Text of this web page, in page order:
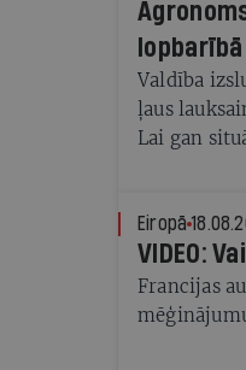
lopbarībā
Valdība
ļaus
Lai gan
Eiropā
VIDEO:
Francijas